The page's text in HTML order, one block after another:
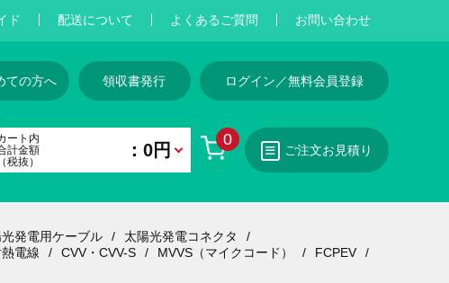
ド 配送について よくあるご質問 お問い合わせ
ての方へ 領収書発行 ログイン／無料会員登録
0
ート内
計金額
（税抜）
：0円 ご注文お見積り
発電用ケーブル
太陽光発電コネクタ
電線 CVV・CVV-S MVVS（マイクコード）
FCPEV